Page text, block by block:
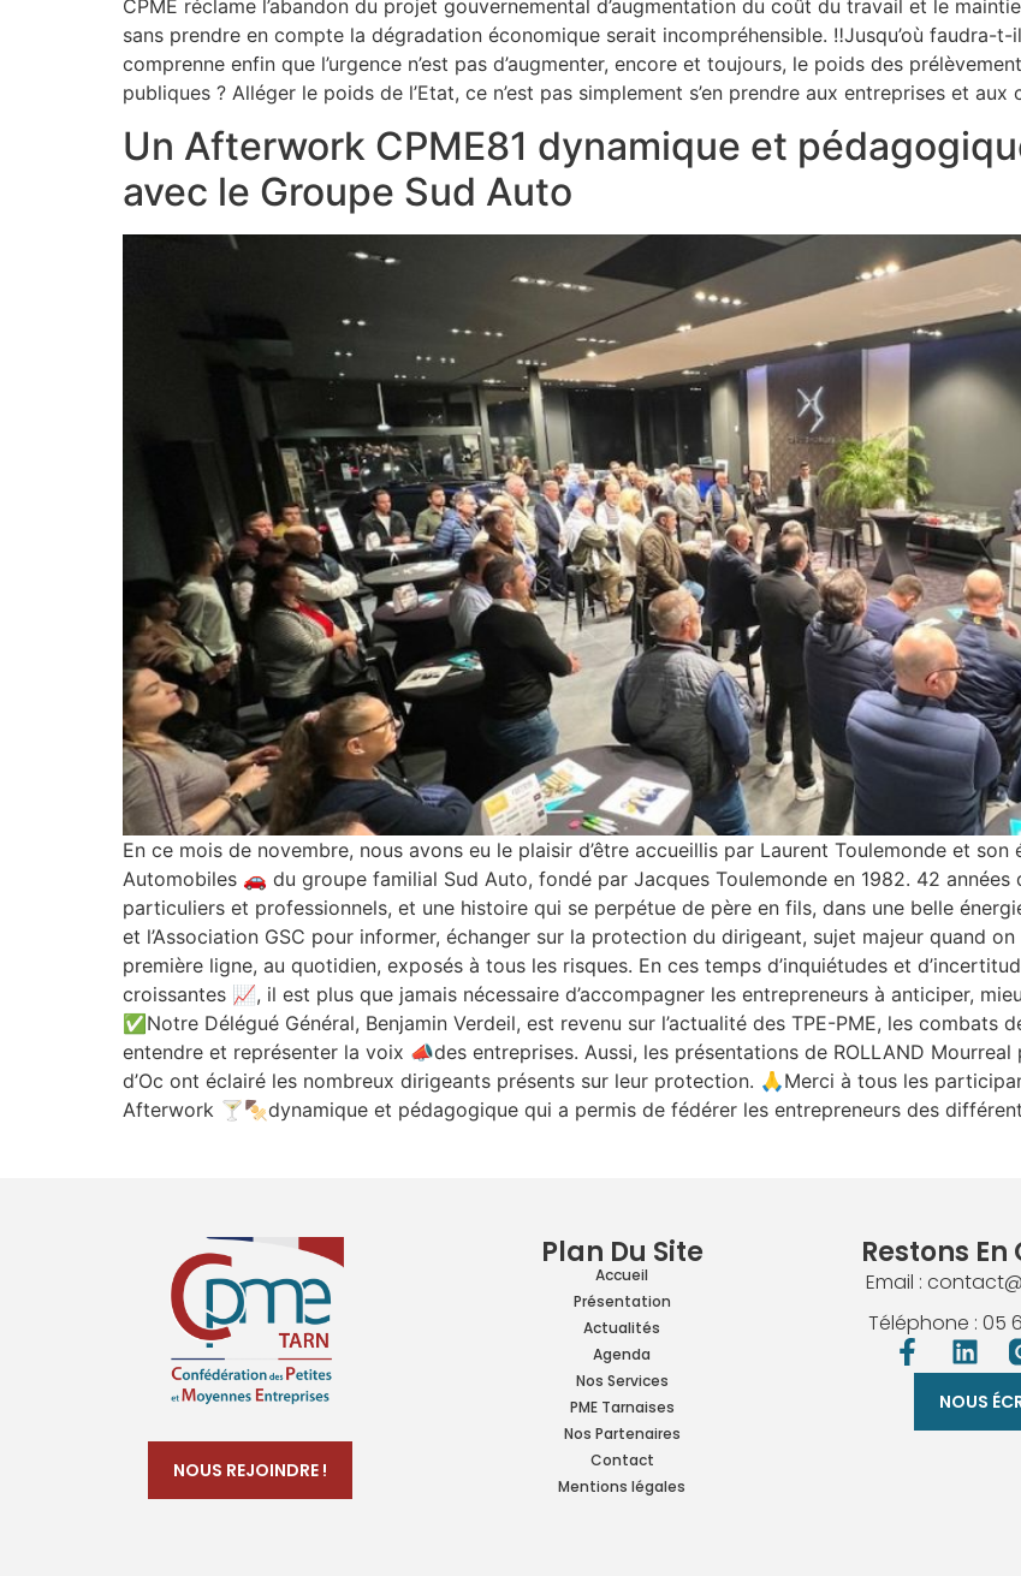
CPME réclame l’abandon du projet gouvernemental d’augmentation du coût du travail et le
sans prendre en compte la dégradation économique serait incompréhensible. ‼️Jusqu’où faudra-
comprenne enfin que l’urgence n’est pas d’augmenter, encore et toujours, le poids des
publiques ? Alléger le poids de l’Etat, ce n’est pas simplement s’en prendre aux entreprises et
Un Afterwork CPME81 dynamique et
avec le Groupe Sud Auto
En ce mois de novembre, nous avons eu le plaisir d’être accueillis par Laurent Toulemonde et
Automobiles 🚗 du groupe familial Sud Auto, fondé par Jacques Toulemonde en 1982. 42 années
particuliers et professionnels, et une histoire qui se perpétue de père en fils, dans une belle
et l’Association GSC pour informer, échanger sur la protection du dirigeant, sujet majeur quand
première ligne, au quotidien, exposés à tous les risques. En ces temps d’inquiétudes et
croissantes 📈, il est plus que jamais nécessaire d’accompagner les entrepreneurs à anticiper,
✅Notre Délégué Général, Benjamin Verdeil, est revenu sur l’actualité des TPE-PME, les
entendre et représenter la voix 📣des entreprises. Aussi, les présentations de ROLLAND
d’Oc ont éclairé les nombreux dirigeants présents sur leur protection. 🙏Merci à tous les
Afterwork 🍸🍢dynamique et pédagogique qui a permis de fédérer les entrepreneurs des
NOUS REJOINDRE !
Plan Du Site
Accueil
Présentation
Actualités
Agenda
Nos Services
PME Tarnaises
Nos Partenaires
Contact
Mentions légales
Restons
Email :
Téléphone : 05
NOUS